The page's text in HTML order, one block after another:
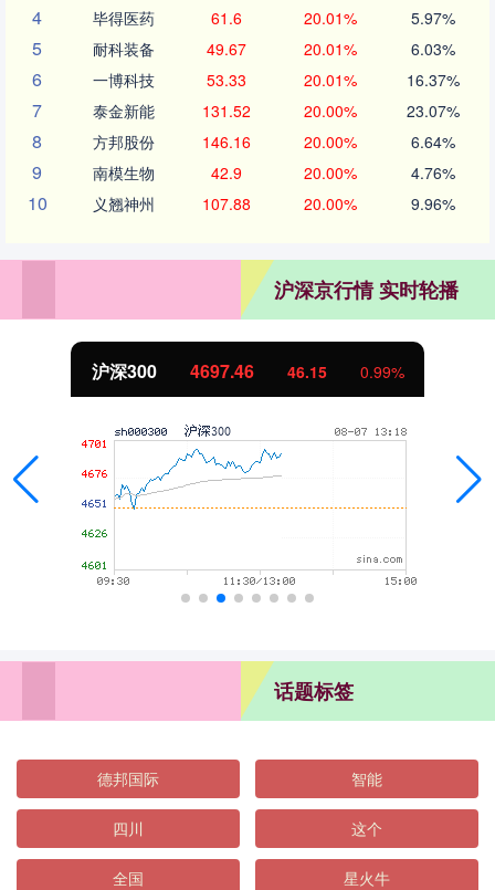
4 毕得医药 61.6 20.01% 5.97%
5 耐科装备 49.67 20.01% 6.03%
6 一博科技 53.33 20.01% 16.37%
7 泰金新能 131.52 20.00% 23.07%
8 方邦股份 146.16 20.00% 6.64%
9 南模生物 42.9 20.00% 4.76%
10 义翘神州 107.88 20.00% 9.96%
沪深京行情 实时轮播
北证50 1131.66 8.79
话题标签
德邦国际 智能
四川 这个
全国 星火牛